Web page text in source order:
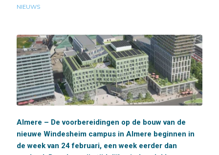
NIEUWS
Almere – De voorbereidingen op de bouw van de
nieuwe Windesheim campus in Almere beginnen in
de week van 24 februari, een week eerder dan